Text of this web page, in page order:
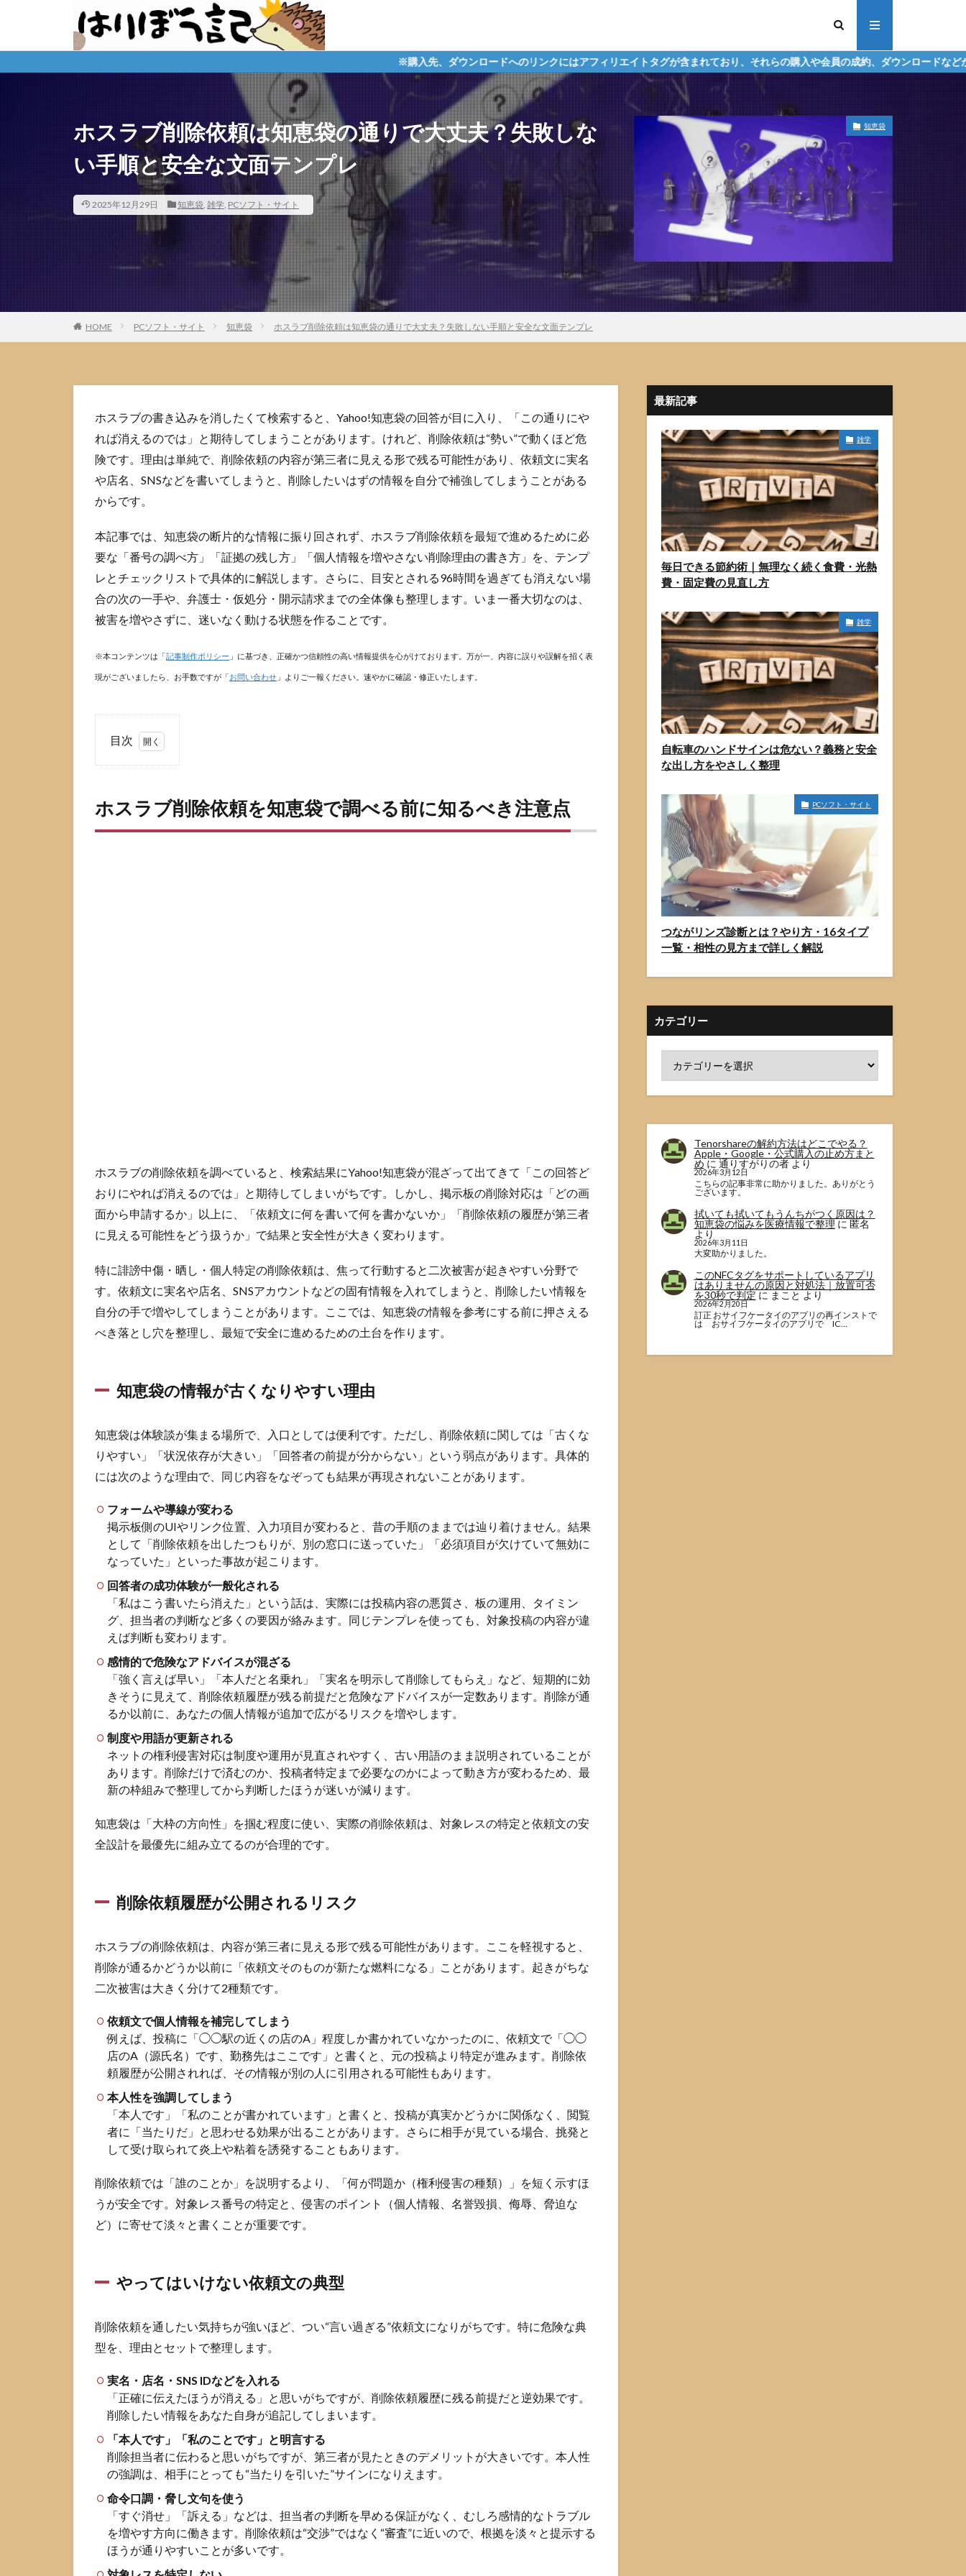
※購入先、ダウンロードへのリンクにはアフィリエイトタグが含まれており、それらの購入や会員の成約、ダウンロードなどからの収益化を行う場
ホスラブ削除依頼は知恵袋の通りで大丈夫？失敗しな
い手順と安全な文面テンプレ
2025年12月29日 知恵袋, 雑学, PCソフト・サイト
知恵袋
HOME PCソフト・サイト 知恵袋 ホスラブ削除依頼は知恵袋の通りで大丈夫？失敗しない手順と安全な文面テンプレ
ホスラブの書き込みを消したくて検索すると、Yahoo!知恵袋の回答が目に入り、「この通りにや
れば消えるのでは」と期待してしまうことがあります。けれど、削除依頼は“勢い”で動くほど危
険です。理由は単純で、削除依頼の内容が第三者に見える形で残る可能性があり、依頼文に実名
や店名、SNSなどを書いてしまうと、削除したいはずの情報を自分で補強してしまうことがある
からです。
本記事では、知恵袋の断片的な情報に振り回されず、ホスラブ削除依頼を最短で進めるために必
要な「番号の調べ方」「証拠の残し方」「個人情報を増やさない削除理由の書き方」を、テンプ
レとチェックリストで具体的に解説します。さらに、目安とされる96時間を過ぎても消えない場
合の次の一手や、弁護士・仮処分・開示請求までの全体像も整理します。いま一番大切なのは、
被害を増やさずに、迷いなく動ける状態を作ることです。
※本コンテンツは「記事制作ポリシー 」に基づき、正確かつ信頼性の高い情報提供を心がけております。万が一、内容に誤りや誤解を招く表
現がございましたら、お手数ですが「お問い合わせ 」よりご一報ください。速やかに確認・修正いたします。
目次
ラ
知恵
袋の
情報
くな
すい
理由
1.2
削除
開さ
ク
1.3
やっ
いけ
ない
依頼
文の
典型
2
ス
ラ
ブ
削
除
依
頼
手
順
を
最
で
わ
る
流
2.1
削除
依頼
フォ
まで
の行
き方
2.2
14桁
のス
レッ
ド番
番号
の調
べ方
前に
揃え
き証
削
除
理
由
の
書
き
で
結
果
が
変
ホスラブ削除依頼を知恵袋で調べる前に知るべき注意点
ホスラブの削除依頼を調べていると、検索結果にYahoo!知恵袋が混ざって出てきて「この回答ど
おりにやれば消えるのでは」と期待してしまいがちです。しかし、掲示板の削除対応は「どの画
面から申請するか」以上に、「依頼文に何を書いて何を書かないか」「削除依頼の履歴が第三者
に見える可能性をどう扱うか」で結果と安全性が大きく変わります。
特に誹謗中傷・晒し・個人特定の削除依頼は、焦って行動すると二次被害が起きやすい分野で
す。依頼文に実名や店名、SNSアカウントなどの固有情報を入れてしまうと、削除したい情報を
自分の手で増やしてしまうことがあります。ここでは、知恵袋の情報を参考にする前に押さえる
べき落とし穴を整理し、最短で安全に進めるための土台を作ります。
知恵袋の情報が古くなりやすい理由
知恵袋は体験談が集まる場所で、入口としては便利です。ただし、削除依頼に関しては「古くな
りやすい」「状況依存が大きい」「回答者の前提が分からない」という弱点があります。具体的
には次のような理由で、同じ内容をなぞっても結果が再現されないことがあります。
フォームや導線が変わる
掲示板側のUIやリンク位置、入力項目が変わると、昔の手順のままでは辿り着けません。結果
として「削除依頼を出したつもりが、別の窓口に送っていた」「必須項目が欠けていて無効に
なっていた」といった事故が起こります。
回答者の成功体験が一般化される
「私はこう書いたら消えた」という話は、実際には投稿内容の悪質さ、板の運用、タイミン
グ、担当者の判断など多くの要因が絡みます。同じテンプレを使っても、対象投稿の内容が違
えば判断も変わります。
感情的で危険なアドバイスが混ざる
「強く言えば早い」「本人だと名乗れ」「実名を明示して削除してもらえ」など、短期的に効
きそうに見えて、削除依頼履歴が残る前提だと危険なアドバイスが一定数あります。削除が通
るか以前に、あなたの個人情報が追加で広がるリスクを増やします。
制度や用語が更新される
ネットの権利侵害対応は制度や運用が見直されやすく、古い用語のまま説明されていることが
あります。削除だけで済むのか、投稿者特定まで必要なのかによって動き方が変わるため、最
新の枠組みで整理してから判断したほうが迷いが減ります。
知恵袋は「大枠の方向性」を掴む程度に使い、実際の削除依頼は、対象レスの特定と依頼文の安
全設計を最優先に組み立てるのが合理的です。
削除依頼履歴が公開されるリスク
ホスラブの削除依頼は、内容が第三者に見える形で残る可能性があります。ここを軽視すると、
削除が通るかどうか以前に「依頼文そのものが新たな燃料になる」ことがあります。起きがちな
二次被害は大きく分けて2種類です。
依頼文で個人情報を補完してしまう
例えば、投稿に「◯◯駅の近くの店のA」程度しか書かれていなかったのに、依頼文で「◯◯
店のA（源氏名）です、勤務先はここです」と書くと、元の投稿より特定が進みます。削除依
頼履歴が公開されれば、その情報が別の人に引用される可能性もあります。
本人性を強調してしまう
「本人です」「私のことが書かれています」と書くと、投稿が真実かどうかに関係なく、閲覧
者に「当たりだ」と思わせる効果が出ることがあります。さらに相手が見ている場合、挑発と
して受け取られて炎上や粘着を誘発することもあります。
削除依頼では「誰のことか」を説明するより、「何が問題か（権利侵害の種類）」を短く示すほ
うが安全です。対象レス番号の特定と、侵害のポイント（個人情報、名誉毀損、侮辱、脅迫な
ど）に寄せて淡々と書くことが重要です。
やってはいけない依頼文の典型
削除依頼を通したい気持ちが強いほど、つい“言い過ぎる”依頼文になりがちです。特に危険な典
型を、理由とセットで整理します。
実名・店名・SNS IDなどを入れる
「正確に伝えたほうが消える」と思いがちですが、削除依頼履歴に残る前提だと逆効果です。
削除したい情報をあなた自身が追記してしまいます。
「本人です」「私のことです」と明言する
削除担当者に伝わると思いがちですが、第三者が見たときのデメリットが大きいです。本人性
の強調は、相手にとっても“当たりを引いた”サインになりえます。
命令口調・脅し文句を使う
「すぐ消せ」「訴える」などは、担当者の判断を早める保証がなく、むしろ感情的なトラブル
を増やす方向に働きます。削除依頼は“交渉”ではなく“審査”に近いので、根拠を淡々と提示する
ほうが通りやすいことが多いです。
最新記事
雑学
毎日できる節約術｜無理なく続く食費・光熱
費・固定費の見直し方
雑学
自転車のハンドサインは危ない？義務と安全
な出し方をやさしく整理
PCソフト・サイト
つながリンズ診断とは？やり方・16タイプ
一覧・相性の見方まで詳しく解説
カテゴリー
Tenorshareの解約方法はどこでやる？
Apple・Google・公式購入の止め方まと
め に 通りすがりの者より
2026年3月12日
こちらの記事非常に助かりました。ありがとう
ございます。
拭いても拭いてもうんちがつく原因は？
知恵袋の悩みを医療情報で整理 に 匿名
より
2026年3月11日
大変助かりました。
このNFCタグをサポートしているアプリ
はありませんの原因と対処法｜放置可否
を30秒で判定 に まこと より
2026年2月20日
訂正 おサイフケータイのアプリの再インストで
は おサイフケータイのアプリで IC…